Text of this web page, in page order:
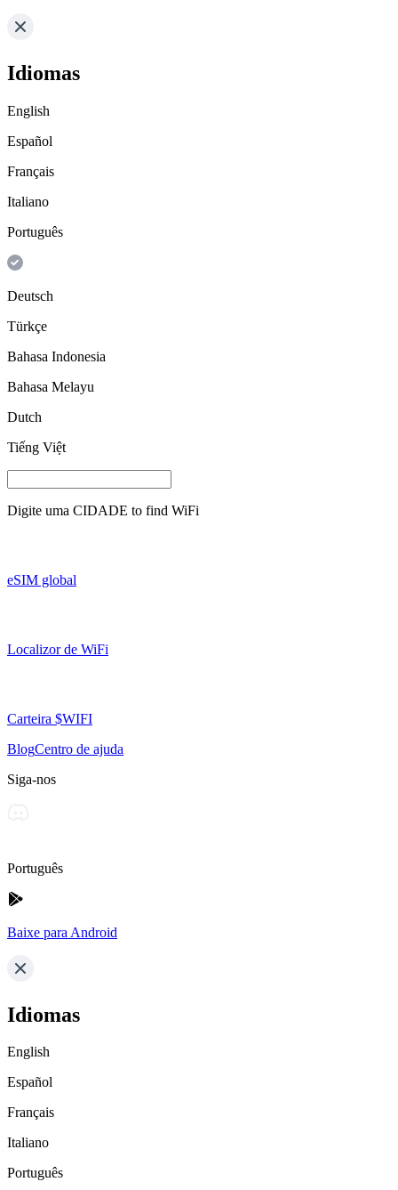
Idiomas
English
Español
Français
Italiano
Português
Deutsch
Türkçe
Bahasa Indonesia
Bahasa Melayu
Dutch
Tiếng Việt
Digite uma CIDADE to find WiFi
eSIM global
Localizor de WiFi
Carteira $WIFI
BlogCentro de ajuda
Siga-nos
Português
Baixe para Android
Idiomas
English
Español
Français
Italiano
Português